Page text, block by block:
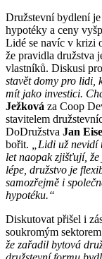
Družstevní bydlení
hypotéky a ceny
Lidé se navíc v krizi
že pravidla družstva
vlastníků. Diskusi
stavět domy pro lidi,
mít jako investici.
Ježková za Coop
stavitelem
DoDružstva Jan
bořit.
„Lidi už
let naopak zjišťují,
lépe, družstvo je
samozřejmě i
hypotéku.“
Diskutovat přišel i
soukromým
že zařadil bytová